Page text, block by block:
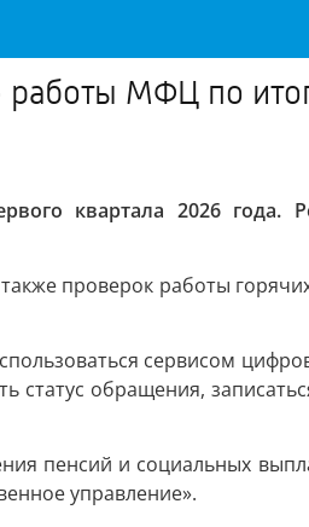
работы МФЦ по
квартала 2026 года.
проверок работы
сервисом
статус обращения,
пенсий и социальных
управление».